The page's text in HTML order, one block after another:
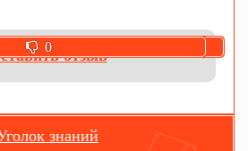
отзыв
0
знаний